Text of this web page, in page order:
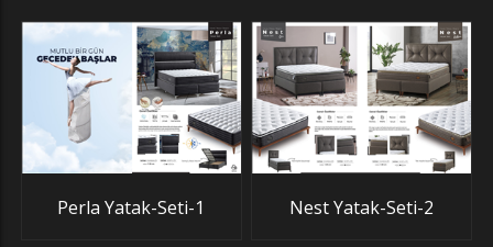
Perla Yatak-Seti-1 Nest Yatak-Seti-2